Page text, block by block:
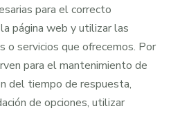
para el correcto
página web y utilizar las
o servicios que ofrecemos. Por
para el mantenimiento de
del tiempo de respuesta,
de opciones, utilizar